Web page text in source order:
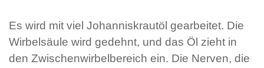
Es wird mit viel Johanniskrautöl gearbeitet. Die
Wirbelsäule wird gedehnt, und das Öl zieht in
den Zwischenwirbelbereich ein. Die Nerven, die